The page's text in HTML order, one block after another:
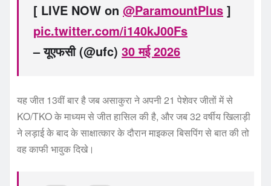
[ LIVE NOW on @ParamountPlus ]
pic.twitter.com/i140kJ00Fs
– यूएफसी (@ufc) 30 मई 2026
यह जीत 13वीं बार है जब असाकुरा ने अपनी 21 पेशेवर जीतों में से
KO/TKO के माध्यम से जीत हासिल की है, और जब 32 वर्षीय खिलाड़ी
ने लड़ाई के बाद के साक्षात्कार के दौरान माइकल बिसपिंग से बात की तो
वह काफी भावुक दिखे।